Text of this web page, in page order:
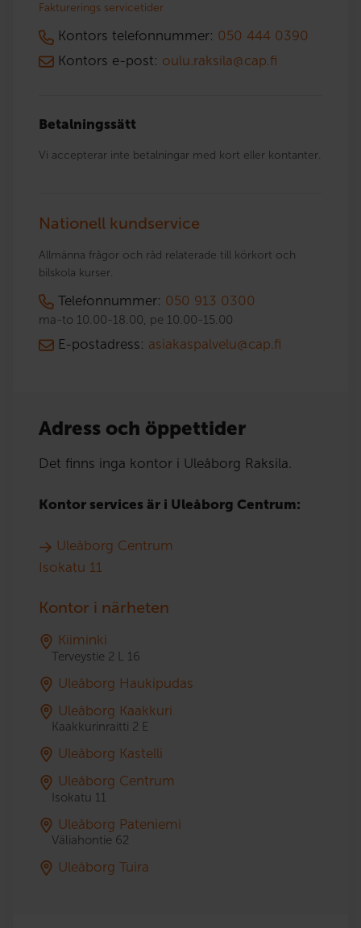
Fakturerings servicetider
Kontors telefonnummer: 050 444 0390
Kontors e-post: oulu.raksila@cap.fi
Betalningssätt
Vi accepterar inte betalningar med kort eller kontanter.
Nationell kundservice
Allmänna frågor och råd relaterade till körkort och
bilskola kurser.
Telefonnummer: 050 913 0300
ma-to 10.00-18.00, pe 10.00-15.00
E-postadress: asiakaspalvelu@cap.fi
Adress och öppettider
Det finns inga kontor i Uleåborg Raksila.
Kontor services är i Uleåborg Centrum:
Uleåborg Centrum
Isokatu 11
Kontor i närheten
Kiiminki
Terveystie 2 L 16
Uleåborg Haukipudas
Uleåborg Kaakkuri
Kaakkurinraitti 2 E
Uleåborg Kastelli
Uleåborg Centrum
Isokatu 11
Uleåborg Pateniemi
Väliahontie 62
Uleåborg Tuira